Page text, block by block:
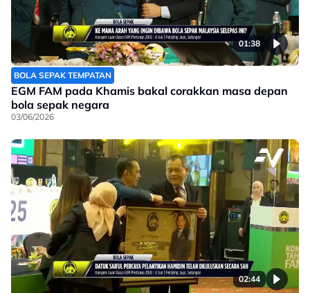
01:38
BOLA SEPAK TEMPATAN
EGM FAM pada Khamis bakal corakkan masa depan
bola sepak negara
03/06/2026
02:44